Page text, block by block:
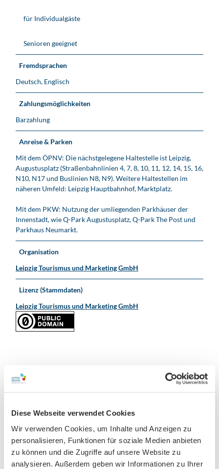
Diese Webseite verwendet Cookies
Wir verwenden Cookies, um Inhalte und Anzeigen zu
personalisieren, Funktionen für soziale Medien anbieten
zu können und die Zugriffe auf unsere Website zu
analysieren. Außerdem geben wir Informationen zu Ihrer
für Individualgäste
Senioren geeignet
Fremdsprachen
Deutsch, Englisch
Zahlungsmöglichkeiten
Barzahlung
Anreise & Parken
Mit dem ÖPNV: Die nächstgelegene Haltestelle ist Leipzig,
Augustusplatz (Straßenbahnlinien 4, 7, 8, 10, 11, 12, 14, 15, 16,
N10, N17 und Buslinien N8, N9). Weitere Haltestellen im
näheren Umfeld: Leipzig Hauptbahnhof, Marktplatz.
Mit dem PKW: Nutzung der umliegenden Parkhäuser der
Innenstadt, wie Q-Park Augustusplatz, Q-Park The Post und
Parkhaus Neumarkt.
Organisation
Leipzig Tourismus und Marketing GmbH
Lizenz (Stammdaten)
Leipzig Tourismus und Marketing GmbH
In der Nähe
Sehenswertes